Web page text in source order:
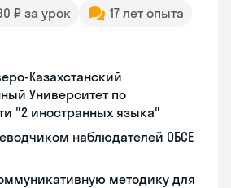
₽ за урок
17 лет опыта
Казахстанский
Университет по
"2 иностранных языка"
наблюдателей ОБСЕ
методику для